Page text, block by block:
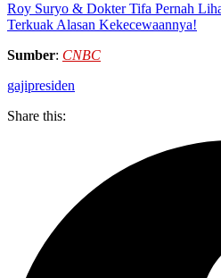
Roy Suryo & Dokter Tifa Pernah
Terkuak Alasan Kekecewaannya!
Sumber: CNBC
gajipresiden
Share this: